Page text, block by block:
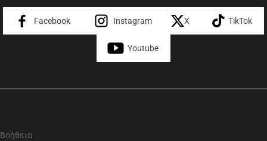
Facebook Instagram X TikTok
Youtube
Βοήθεια